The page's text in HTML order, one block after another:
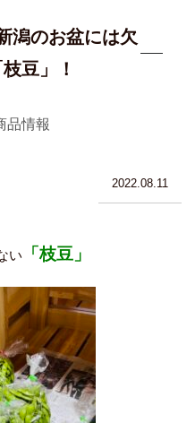
潟のお盆には欠
豆」！
品情報
2022.08.11
い 「枝豆」